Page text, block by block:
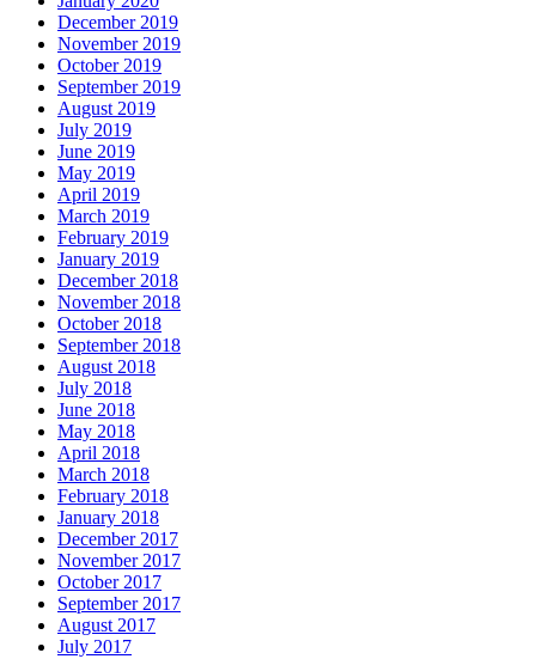
December 2019
November 2019
October 2019
September 2019
August 2019
July 2019
June 2019
May 2019
April 2019
March 2019
February 2019
January 2019
December 2018
November 2018
October 2018
September 2018
August 2018
July 2018
June 2018
May 2018
April 2018
March 2018
February 2018
January 2018
December 2017
November 2017
October 2017
September 2017
August 2017
July 2017